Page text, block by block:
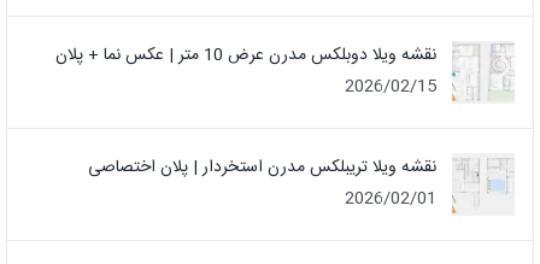
نقشه ویلا دوبلکس مدرن عرض 10 متر | عکس نما + پلان
2026/02/15
نقشه ویلا تریبلکس مدرن استخردار | پلان اختصاصی
2026/02/01